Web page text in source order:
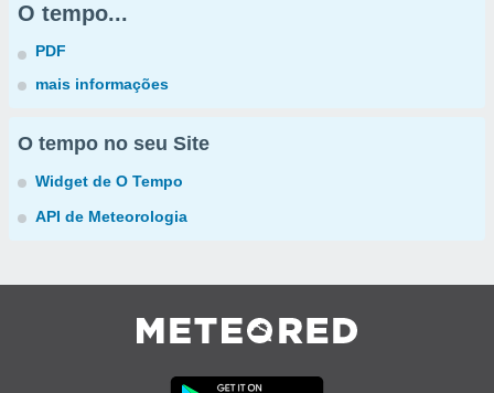
O tempo...
PDF
mais informações
O tempo no seu Site
Widget de O Tempo
API de Meteorologia